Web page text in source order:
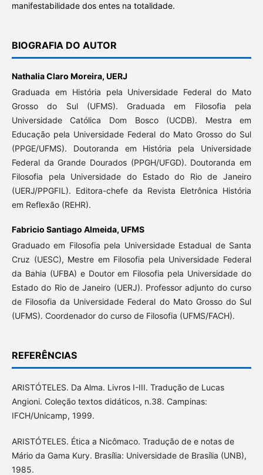
manifestabilidade dos entes na totalidade.
BIOGRAFIA DO AUTOR
Nathalia Claro Moreira, UERJ
Graduada em História pela Universidade Federal do Mato
Grosso do Sul (UFMS). Graduada em Filosofia pela
Universidade Católica Dom Bosco (UCDB). Mestra em
Educação pela Universidade Federal do Mato Grosso do Sul
(PPGE/UFMS). Doutoranda em História pela Universidade
Federal da Grande Dourados (PPGH/UFGD). Doutoranda em
Filosofia pela Universidade do Estado do Rio de Janeiro
(UERJ/PPGFIL). Editora-chefe da Revista Eletrônica História
em Reflexão (REHR).
Fabricio Santiago Almeida, UFMS
Graduado em Filosofia pela Universidade Estadual de Santa
Cruz (UESC), Mestre em Filosofia pela Universidade Federal
da Bahia (UFBA) e Doutor em Filosofia pela Universidade do
Estado do Rio de Janeiro (UERJ). Professor adjunto do curso
de Filosofia da Universidade Federal do Mato Grosso do Sul
(UFMS). Coordenador do curso de Filosofia (UFMS/FACH).
REFERÊNCIAS
ARISTÓTELES. Da Alma. Livros I-III. Tradução de Lucas
Angioni. Coleção textos didáticos, n.38. Campinas:
IFCH/Unicamp, 1999.
ARISTÓTELES. Ética a Nicômaco. Tradução de e notas de
Mário da Gama Kury. Brasília: Universidade de Brasília (UNB),
1985.